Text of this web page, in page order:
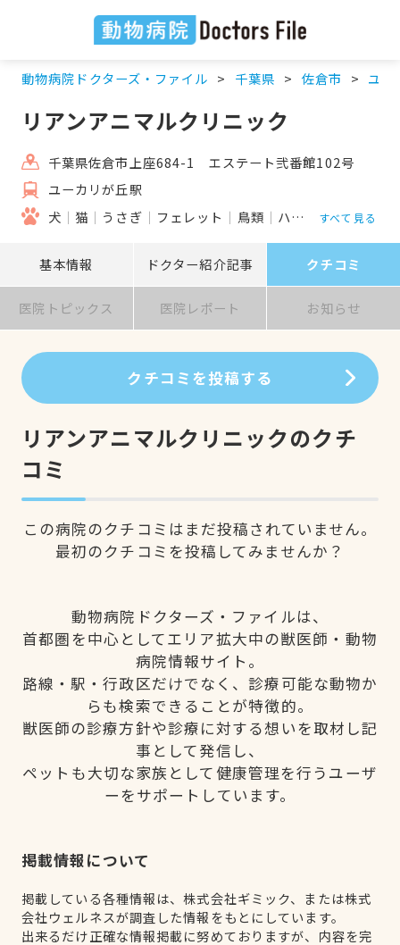
動物病院ドクターズ・ファイル 千葉県 佐倉市 ユー
リアンアニマルクリニック
千葉県佐倉市上座684-1 エステート弐番館102号
ユーカリが丘駅
犬
猫 うさぎ フェレット 鳥類 ハムスター モル
すべて見る
基本情報 ドクター紹介記事 クチコミ
医院トピックス 医院レポート お知らせ
クチコミを投稿する
リアンアニマルクリニックのクチ
コミ
この病院のクチコミはまだ投稿されていません。
最初のクチコミを投稿してみませんか？
動物病院ドクターズ・ファイルは、
首都圏を中心としてエリア拡大中の獣医師・動物
病院情報サイト。
路線・駅・行政区だけでなく、診療可能な動物か
らも検索できることが特徴的。
獣医師の診療方針や診療に対する想いを取材し記
事として発信し、
ペットも大切な家族として健康管理を行うユーザ
ーをサポートしています。
掲載情報について
掲載している各種情報は、株式会社ギミック、または株式
会社ウェルネスが調査した情報をもとにしています。
出来るだけ正確な情報掲載に努めておりますが、内容を完